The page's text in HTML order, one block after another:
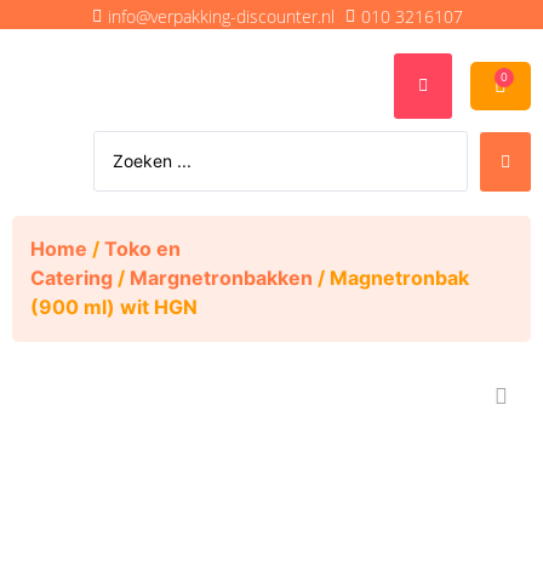
info@verpakking-discounter.nl 010 3216107
0
Home / Toko en
Catering / Margnetronbakken / Magnetronbak
(900 ml) wit HGN